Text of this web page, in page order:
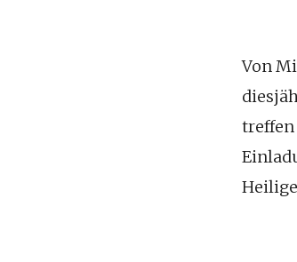
Von
treffen